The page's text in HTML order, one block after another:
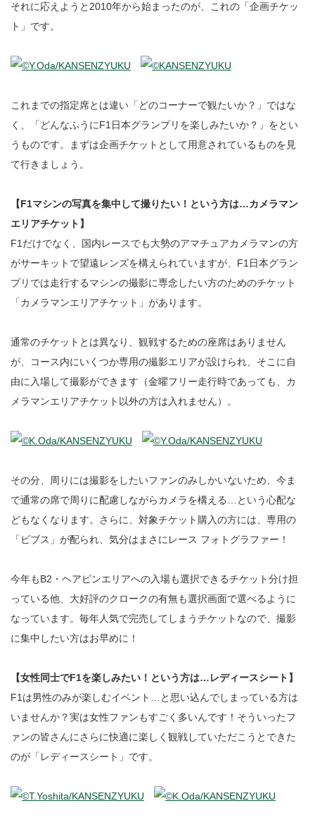
それに応えようと2010年から始まったのが、これの「企画チケッ
ト」です。
これまでの指定席とは違い「どのコーナーで観たいか？」ではな
く、「どんなふうにF1日本グランプリを楽しみたいか？」をとい
うものです。まずは企画チケットとして用意されているものを見
て行きましょう。
【F1マシンの写真を集中して撮りたい！という方は…カメラマン
エリアチケット】
F1だけでなく、国内レースでも大勢のアマチュアカメラマンの方
がサーキットで望遠レンズを構えられていますが、F1日本グラン
プリでは走行するマシンの撮影に専念したい方のためのチケット
「カメラマンエリアチケット」があります。
通常のチケットとは異なり、観戦するための座席はありません
が、コース内にいくつか専用の撮影エリアが設けられ、そこに自
由に入場して撮影ができます（金曜フリー走行時であっても、カ
メラマンエリアチケット以外の方は入れません）。
その分、周りには撮影をしたいファンのみしかいないため、今ま
で通常の席で周りに配慮しながらカメラを構える…という心配な
どもなくなります。さらに、対象チケット購入の方には、専用の
「ビブス」が配られ、気分はまさにレース フォトグラファー！
今年もB2・ヘアピンエリアへの入場も選択できるチケット分け担
っている他、大好評のクロークの有無も選択画面で選べるように
なっています。毎年人気で完売してしまうチケットなので、撮影
に集中したい方はお早めに！
【女性同士でF1を楽しみたい！という方は…レディースシート】
F1は男性のみが楽しむイベント…と思い込んでしまっている方は
いませんか？実は女性ファンもすごく多いんです！そういったフ
ァンの皆さんにさらに快適に楽しく観戦していただこうとできた
のが「レディースシート」です。